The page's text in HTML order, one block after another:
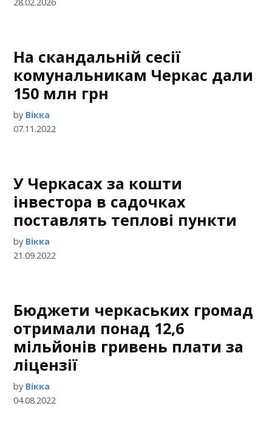
На скандальній сесії
комунальникам Черкас дали
150 млн грн
by Вікка
07.11.2022
У Черкасах за кошти
інвестора в садочках
поставлять теплові пункти
by Вікка
21.09.2022
Бюджети черкаських громад
отримали понад 12,6
мільйонів гривень плати за
ліцензії
by Вікка
04.08.2022